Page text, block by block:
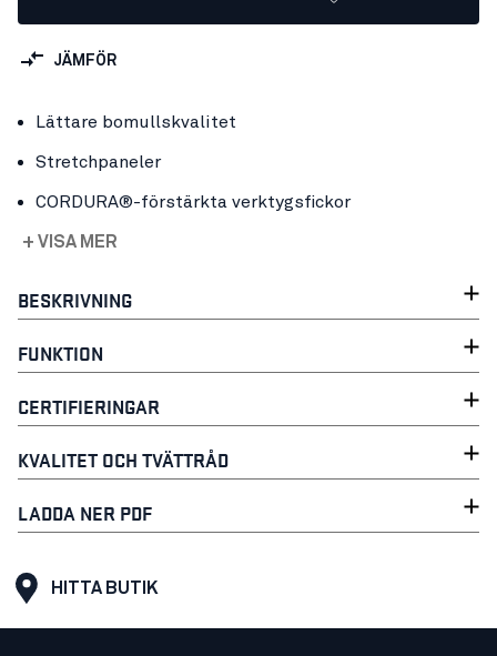
JÄMFÖR
Lättare bomullskvalitet
Stretchpaneler
CORDURA®-förstärkta verktygsfickor
+ VISA MER
BESKRIVNING
FUNKTION
CERTIFIERINGAR
KVALITET OCH TVÄTTRÅD
LADDA NER PDF
HITTA BUTIK